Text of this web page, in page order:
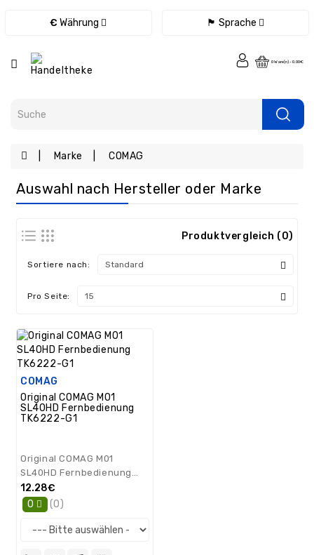
€ Währung 🏴 Sprache
Fernbedienungen
Netzteile
eBook
Handy
GPS
Ersatzteile
PC
Ersatzteile
Sonstiges
0 Ware(n) - 0.00€
Marke COMAG
Auswahl nach Hersteller oder Marke
Produktvergleich (0)
Sortiere nach:
Pro Seite:
COMAG
Original COMAG M01
SL40HD Fernbedienung
TK6222-G1
Original COMAG M01
SL40HD Fernbedienung
TK6222-G1..
12.28€
0
(0)